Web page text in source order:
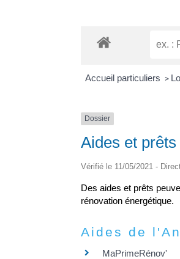
Accueil particuliers >
Dossier
Aides et
Vérifié le 11/05/2021 -
Des aides et prêts
rénovation énergétique.
Aides de
MaPrimeRénov'